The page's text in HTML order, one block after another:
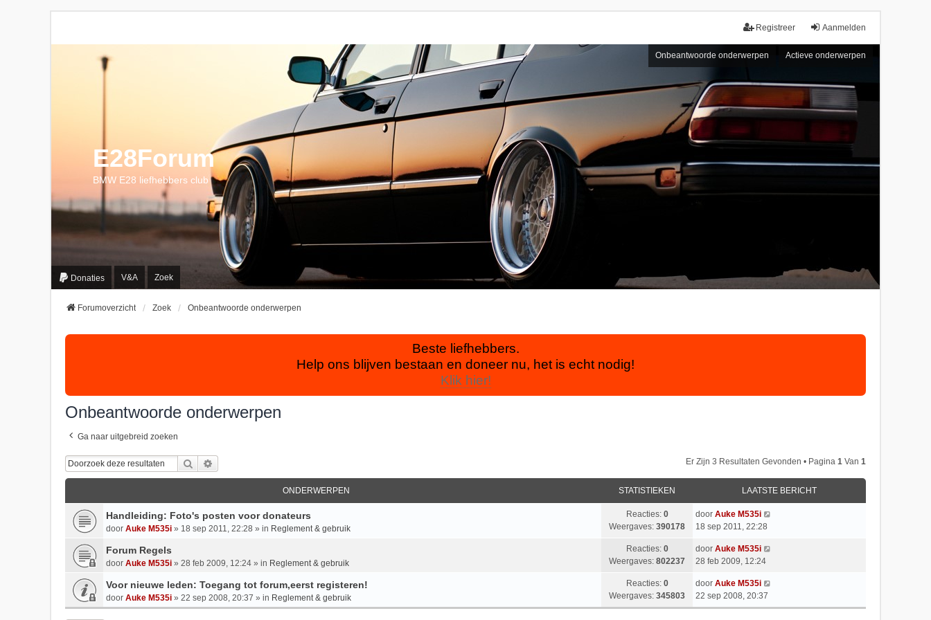
Aanmelden
Registreer
Onbeantwoorde onderwerpen Actieve onderwerpen
E28Forum
BMW E28 liefhebbers club
Donaties V&A Zoek
Forumoverzicht Zoek Onbeantwoorde onderwerpen
Beste liefhebbers.
Help ons blijven bestaan en doneer nu, het is echt nodig!
Klik hier!
Onbeantwoorde onderwerpen
Ga naar uitgebreid zoeken
Zoek Er Zijn 3 Resultaten Gevonden • Pagina 1 Van 1
ONDERWERPEN STATISTIEKEN LAATSTE BERICHT
Handleiding: Foto's posten voor donateurs
door Auke M535i » 18 sep 2011, 22:28 » in Reglement & gebruik
Reacties: 0
Weergaves: 390178
door Auke M535i
18 sep 2011, 22:28
Forum Regels
door Auke M535i » 28 feb 2009, 12:24 » in Reglement & gebruik
Reacties: 0
Weergaves: 802237
door Auke M535i
28 feb 2009, 12:24
Voor nieuwe leden: Toegang tot forum,eerst registeren!
door Auke M535i » 22 sep 2008, 20:37 » in Reglement & gebruik
Reacties: 0
Weergaves: 345803
door Auke M535i
22 sep 2008, 20:37